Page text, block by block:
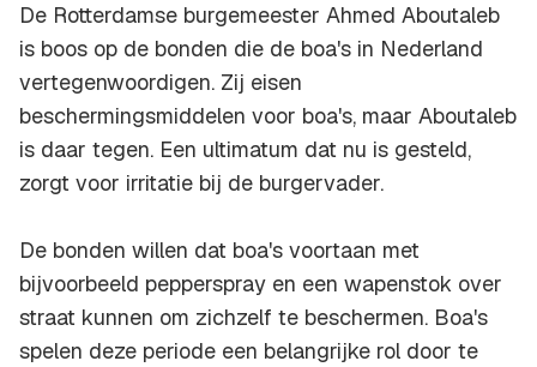
De Rotterdamse burgemeester Ahmed Aboutaleb
is boos op de bonden die de boa's in Nederland
vertegenwoordigen. Zij eisen
beschermingsmiddelen voor boa's, maar Aboutaleb
is daar tegen. Een ultimatum dat nu is gesteld,
zorgt voor irritatie bij de burgervader.
De bonden willen dat boa's voortaan met
bijvoorbeeld pepperspray en een wapenstok over
straat kunnen om zichzelf te beschermen. Boa's
spelen deze periode een belangrijke rol door te